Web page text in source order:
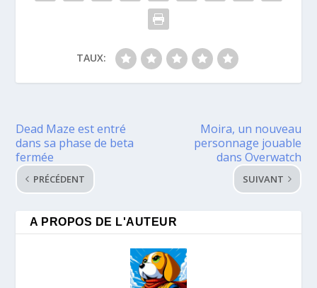
TAUX:
Dead Maze est entré
dans sa phase de beta
fermée
PRÉCÉDENT
Moira, un nouveau
personnage jouable
dans Overwatch
SUIVANT
A PROPOS DE L'AUTEUR